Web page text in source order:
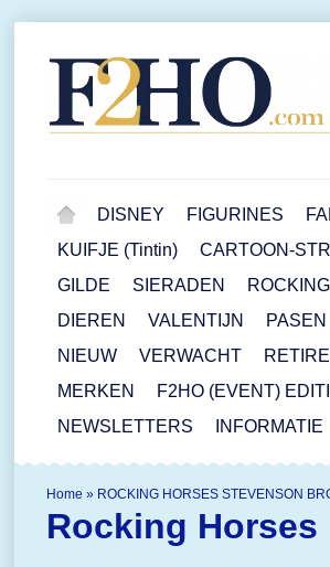
DISNEY FIGURINES
KUIFJE (Tintin)
CARTOON-
GILDE
SIERADEN
DIEREN
VALENTIJN PASEN
NIEUW
VERWACHT
MERKEN
F2HO (EVENT)
NEWSLETTERS
INFORMATIE
Home » ROCKING HORSES STEVENSON
Rocking Horses